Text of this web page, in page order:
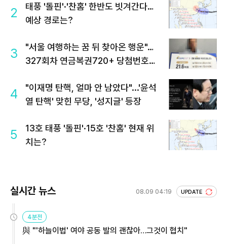
2
태풍 '돌핀'·'찬홈' 한반도 빗겨간다…
예상 경로는?
3
"서울 여행하는 꿈 뒤 찾아온 행운"…
327회차 연금복권720+ 당첨번호조
4
"이재명 탄핵, 얼마 안 남았다"...'윤석
열 탄핵' 맞힌 무당, '성지글' 등장
5
13호 태풍 '돌핀'·15호 '찬홈' 현재 위
치는?
실시간 뉴스 08.09 04:19 UPDATE
4분전
與 "'하늘이법' 여야 공동 발의 괜찮아…그것이 협치"